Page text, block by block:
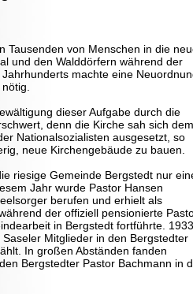
Tausenden von Menschen in die
und den Walddörfern während der
machte eine
dieser Aufgabe durch die
denn die Kirche sah sich dem
Nationalsozialisten ausgesetzt, so
neue Kirchengebäude zu bauen.
riesige Gemeinde Bergstedt nur
Jahr wurde Pastor Hansen
berufen und erhielt als
der offiziell pensionierte
in Bergstedt fortführte. 1933
Mitglieder in den Bergstedter
In großen Abständen fanden
Bergstedter Pastor Bachmann in